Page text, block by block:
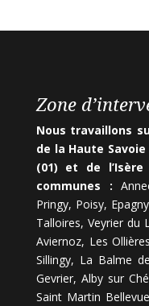
Zone
Nous travaillons
de la Haute Savoie
(01) et de l’Isère
communes :
Pringy, Poisy,
Talloires, Veyrier du
Aviernoz, Les
Sillingy, La Balme
Gevrier, Alby sur
Saint Martin